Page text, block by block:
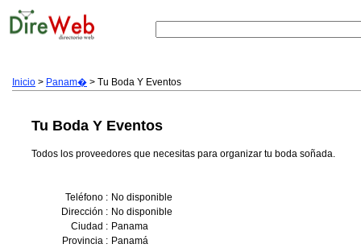
Inicio > Panam� > Tu Boda Y Eventos
Tu Boda Y Eventos
Todos los proveedores que necesitas para organizar tu boda soñada.
Teléfono : No disponible
Dirección : No disponible
Ciudad : Panama
Provincia : Panamá